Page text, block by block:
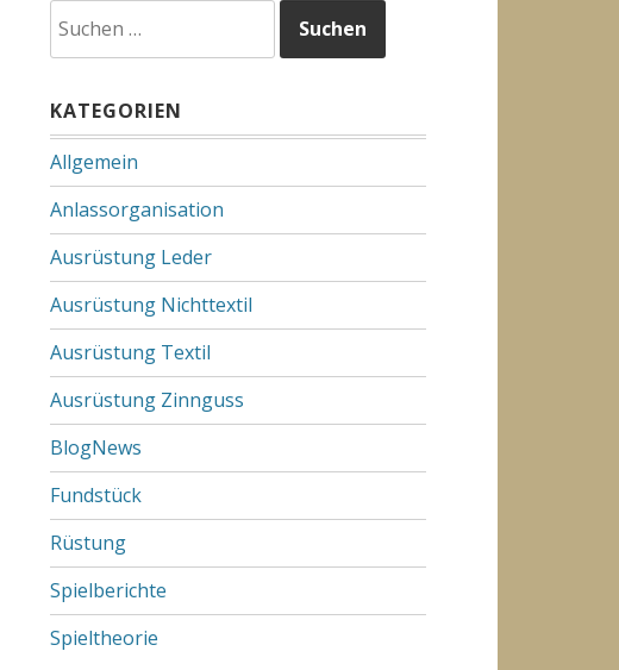
nach:
KATEGORIEN
Allgemein
Anlassorganisation
Ausrüstung Leder
Ausrüstung Nichttextil
Ausrüstung Textil
Ausrüstung Zinnguss
BlogNews
Fundstück
Rüstung
Spielberichte
Spieltheorie